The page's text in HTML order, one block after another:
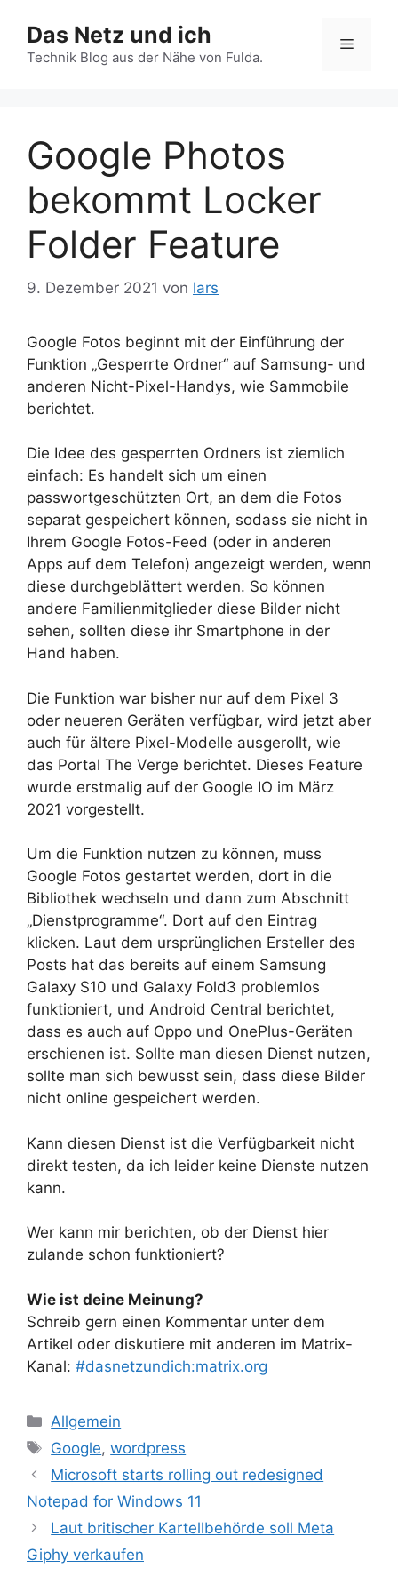
Inhalt
springen
Das Netz und ich
Technik Blog aus der Nähe von Fulda.
Menü
Google Photos
bekommt Locker
Folder Feature
9. Dezember 2021 von lars
Google Fotos beginnt mit der Einführung der
Funktion „Gesperrte Ordner“ auf Samsung- und
anderen Nicht-Pixel-Handys, wie Sammobile
berichtet.
Die Idee des gesperrten Ordners ist ziemlich
einfach: Es handelt sich um einen
passwortgeschützten Ort, an dem die Fotos
separat gespeichert können, sodass sie nicht in
Ihrem Google Fotos-Feed (oder in anderen
Apps auf dem Telefon) angezeigt werden, wenn
diese durchgeblättert werden. So können
andere Familienmitglieder diese Bilder nicht
sehen, sollten diese ihr Smartphone in der
Hand haben.
Die Funktion war bisher nur auf dem Pixel 3
oder neueren Geräten verfügbar, wird jetzt aber
auch für ältere Pixel-Modelle ausgerollt, wie
das Portal The Verge berichtet. Dieses Feature
wurde erstmalig auf der Google IO im März
2021 vorgestellt.
Um die Funktion nutzen zu können, muss
Google Fotos gestartet werden, dort in die
Bibliothek wechseln und dann zum Abschnitt
„Dienstprogramme“. Dort auf den Eintrag
klicken. Laut dem ursprünglichen Ersteller des
Posts hat das bereits auf einem Samsung
Galaxy S10 und Galaxy Fold3 problemlos
funktioniert, und Android Central berichtet,
dass es auch auf Oppo und OnePlus-Geräten
erschienen ist. Sollte man diesen Dienst nutzen,
sollte man sich bewusst sein, dass diese Bilder
nicht online gespeichert werden.
Kann diesen Dienst ist die Verfügbarkeit nicht
direkt testen, da ich leider keine Dienste nutzen
kann.
Wer kann mir berichten, ob der Dienst hier
zulande schon funktioniert?
Wie ist deine Meinung?
Schreib gern einen Kommentar unter dem
Artikel oder diskutiere mit anderen im Matrix-
Kanal: #dasnetzundich:matrix.org
Kategorien
Allgemein
Schlagwörter
Google,wordpress
Microsoft starts rolling out redesigned
Notepad for Windows 11
Laut britischer Kartellbehörde soll Meta
Giphy verkaufen